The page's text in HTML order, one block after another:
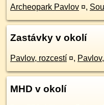
Archeopark Pavlov ¤,
Zastávky v okolí
Pavlov, rozcestí ¤,
MHD v okolí